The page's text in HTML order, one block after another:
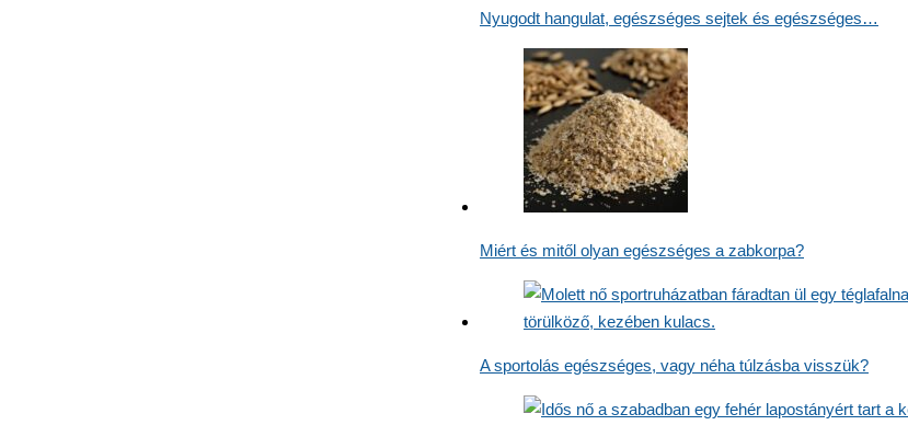
Nyugodt hangulat, egészséges sejtek és egészséges…
Miért és mitől olyan egészséges a zabkorpa?
A sportolás egészséges, vagy néha túlzásba visszük?